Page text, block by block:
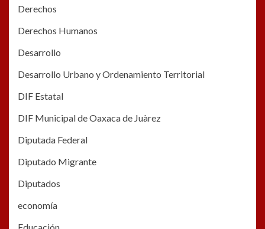
Derechos
Derechos Humanos
Desarrollo
Desarrollo Urbano y Ordenamiento Territorial
DIF Estatal
DIF Municipal de Oaxaca de Juàrez
Diputada Federal
Diputado Migrante
Diputados
economía